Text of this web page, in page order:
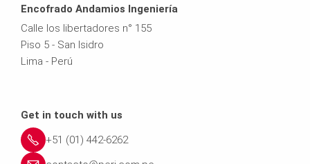
Encofrado Andamios Ingeniería
Calle los libertadores n° 155
Piso 5 - San Isidro
Lima - Perú
Get in touch with us
+51 (01) 442-6262